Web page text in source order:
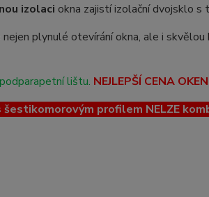
izolaci okna zajistí izolační dvojsklo
plynulé otevírání okna, ale i skvělou
lištu. NEJLEPŠÍ CENA
šestikomorovým profilem NELZE